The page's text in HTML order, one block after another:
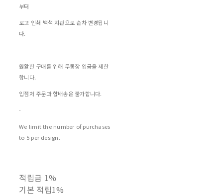
부터
로고 인쇄 백색 지관으로 순차 변경됩니
다.
원활한 구매를 위해 무통장 입금을 제한
합니다.
입점처 주문과 합배송은 불가합니다.
-
We limit the number of purchases
to 5 per design.
적립금 1%
기본 적립1%